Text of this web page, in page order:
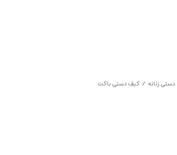
زنانه / کیف دستی باکت